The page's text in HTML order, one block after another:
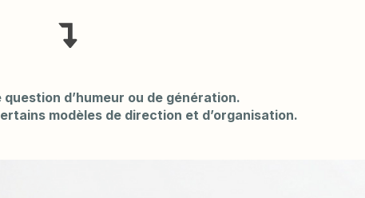
question d’humeur ou de génération.
modèles de direction et d’organisation.